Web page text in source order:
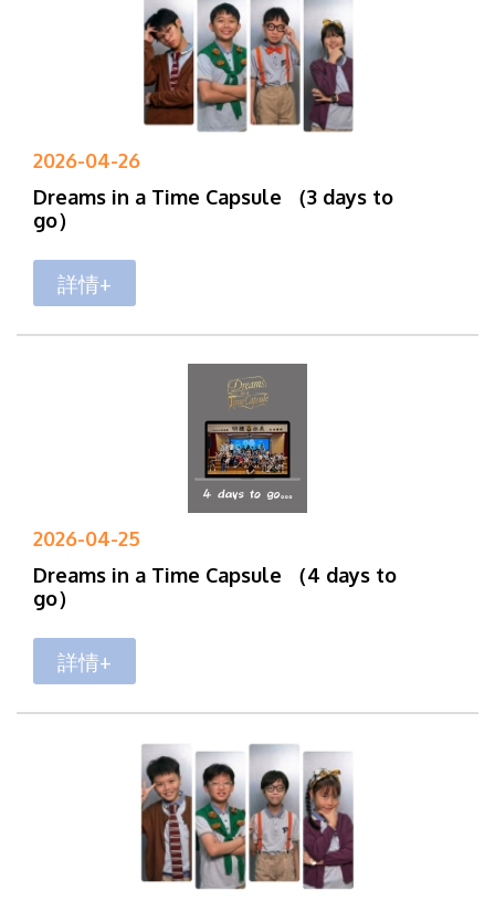
2026-04-26
Dreams in a Time Capsule （3 days to
go）
詳情+
2026-04-25
Dreams in a Time Capsule （4 days to
go）
詳情+